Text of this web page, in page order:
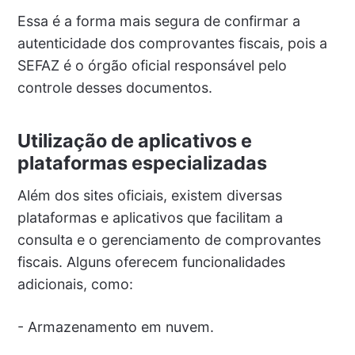
Essa é a forma mais segura de confirmar a
autenticidade dos comprovantes fiscais, pois a
SEFAZ é o órgão oficial responsável pelo
controle desses documentos.
Utilização de aplicativos e
plataformas especializadas
Além dos sites oficiais, existem diversas
plataformas e aplicativos que facilitam a
consulta e o gerenciamento de comprovantes
fiscais. Alguns oferecem funcionalidades
adicionais, como:
- Armazenamento em nuvem.